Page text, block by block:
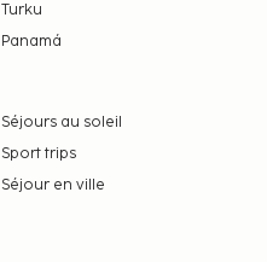
Turku
Panamá
Séjours au soleil
Sport trips
Séjour en ville